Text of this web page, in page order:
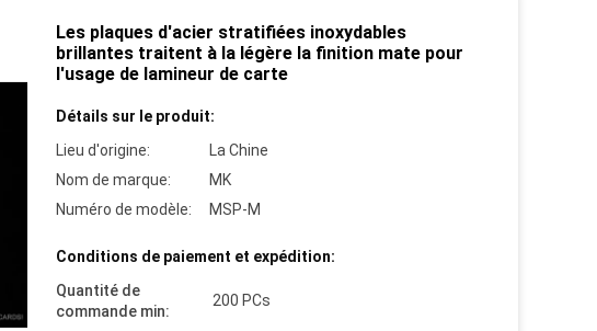
Les plaques d'acier stratifiées inoxydables
brillantes traitent à la légère la finition mate pour
l'usage de lamineur de carte
Détails sur le produit:
Lieu d'origine:
La Chine
Nom de marque:
MK
Numéro de modèle:
MSP-M
Conditions de paiement et expédition:
Quantité de
commande min:
200 PCs